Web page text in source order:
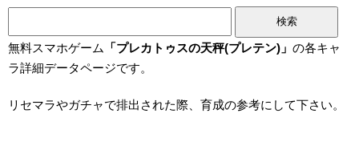
無料スマホゲーム
「プレカトゥスの天秤(プレテン)」 の各キャ
ラ詳細データページです。
リセマラやガチャで排出された際、育成の参考にして下さい。